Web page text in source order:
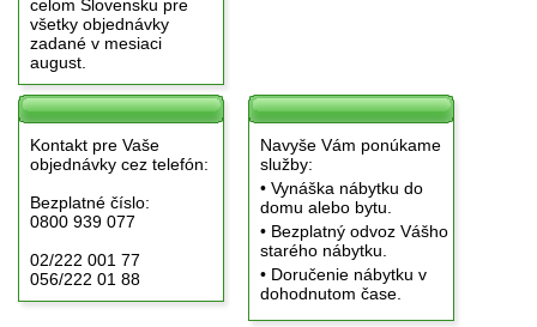
celom Slovensku pre
všetky objednávky
zadané v mesiaci
august.
Kontakt pre Vaše
objednávky cez telefón:
Bezplatné číslo:
0800 939 077
02/222 001 77
056/222 01 88
Navyše Vám ponúkame
služby:
• Vynáška nábytku do
domu alebo bytu.
• Bezplatný odvoz Vášho
starého nábytku.
• Doručenie nábytku v
dohodnutom čase.